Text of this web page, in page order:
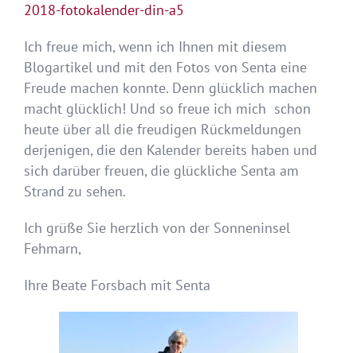
2018-fotokalender-din-a5
Ich freue mich, wenn ich Ihnen mit diesem
Blogartikel und mit den Fotos von Senta eine
Freude machen konnte. Denn glücklich machen
macht glücklich! Und so freue ich mich schon
heute über all die freudigen Rückmeldungen
derjenigen, die den Kalender bereits haben und
sich darüber freuen, die glückliche Senta am
Strand zu sehen.
Ich grüße Sie herzlich von der Sonneninsel
Fehmarn,
Ihre Beate Forsbach mit Senta